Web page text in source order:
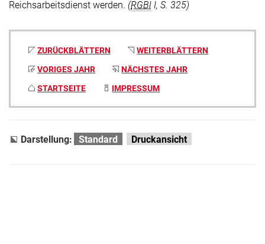
Reichsarbeitsdienst werden. (RGBl I, S. 325)
ZURÜCKBLÄTTERN
WEITERBLÄTTERN
VORIGES JAHR
NÄCHSTES JAHR
STARTSEITE
IMPRESSUM
Darstellung: Standard Druckansicht